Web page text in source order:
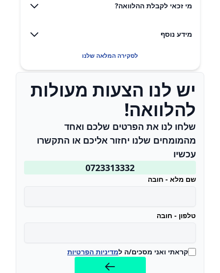
מי זכאי לקבלת ההלוואה?
מידע נוסף
לסקירה המלאה שלנו
יש לנו הצעות מעולות
להלוואה!
שלחו לנו את הפרטים שלכם ואחד
מהמומחים שלנו יחזור אליכם או התקשרו
עכשיו
0723313332
שם מלא - חובה
טלפון - חובה
קראתי ואני מסכים/ה למדיניות הפרטיות